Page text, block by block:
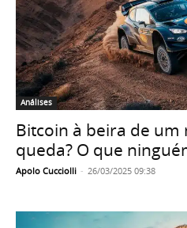
Análises
Bitcoin à beira de
queda? O que
Apolo Cucciolli - 26/03/2025 09:38